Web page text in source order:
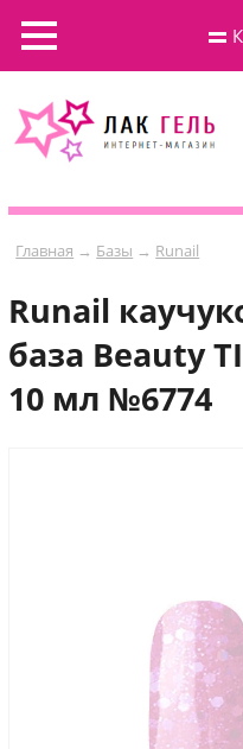
Главная → Базы → Runail
Runail
база Beauty
10 мл №6774